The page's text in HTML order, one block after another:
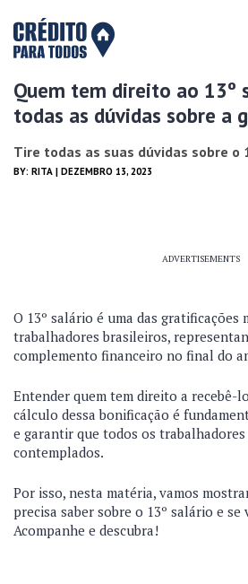
Quem tem direito ao 13º
todas as dúvidas sobre a
Tire todas as suas dúvidas sobre o
BY: RITA | DEZEMBRO 13, 2023
ADVERTISEMENTS
O 13º salário é uma das gratificações
trabalhadores brasileiros,
complemento financeiro no final do
Entender quem tem direito a recebê-
cálculo dessa bonificação é
e garantir que todos os trabalhadores
contemplados.
Por isso, nesta matéria, vamos
precisa saber sobre o 13º salário e
Acompanhe e descubra!